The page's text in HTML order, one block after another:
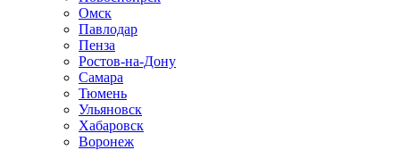
Омск
Павлодар
Пенза
Ростов-на-Дону
Самара
Тюмень
Ульяновск
Хабаровск
Воронеж